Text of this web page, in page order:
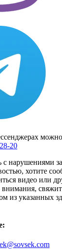
20
нарушениями
хотите
видео или
из указанных